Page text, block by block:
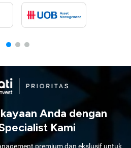
Anda dengan
Kami
premium dan ekslusif untuk